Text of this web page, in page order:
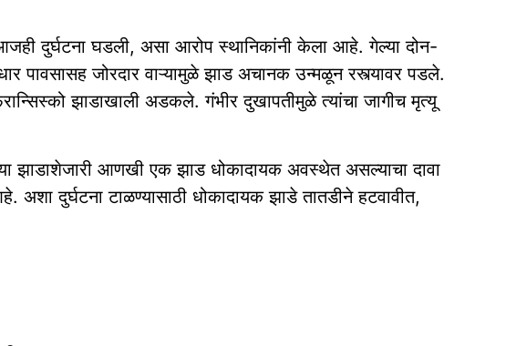
दुर्घटना घडली, असा आरोप स्‍थानिकांनी केला आहे. गेल्या दोन-
पावसासह जोरदार वाऱ्यामुळे झाड अचानक उन्मळून रस्त्यावर पडले.
झाडाखाली अडकले. गंभीर दुखापतीमुळे त्यांचा जागीच मृत्यू
झाडाशेजारी आणखी एक झाड धोकादायक अवस्थेत असल्याचा दावा
दुर्घटना टाळण्यासाठी धोकादायक झाडे तातडीने हटवावीत,